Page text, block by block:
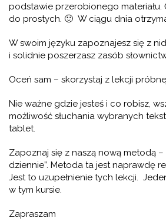
podstawie przerobionego materiału.
do prostych. 🙂 W ciągu dnia
W swoim języku zapoznajesz się z
i solidnie poszerzasz zasób
Oceń sam – skorzystaj z lekcji
Nie ważne gdzie jesteś i co robisz,
możliwość słuchania wybranych
tablet.
Zapoznaj się z naszą nową metodą
dziennie”. Metoda ta jest naprawdę
Jest to uzupełnienie tych lekcji.
w tym kursie.
Zapraszam